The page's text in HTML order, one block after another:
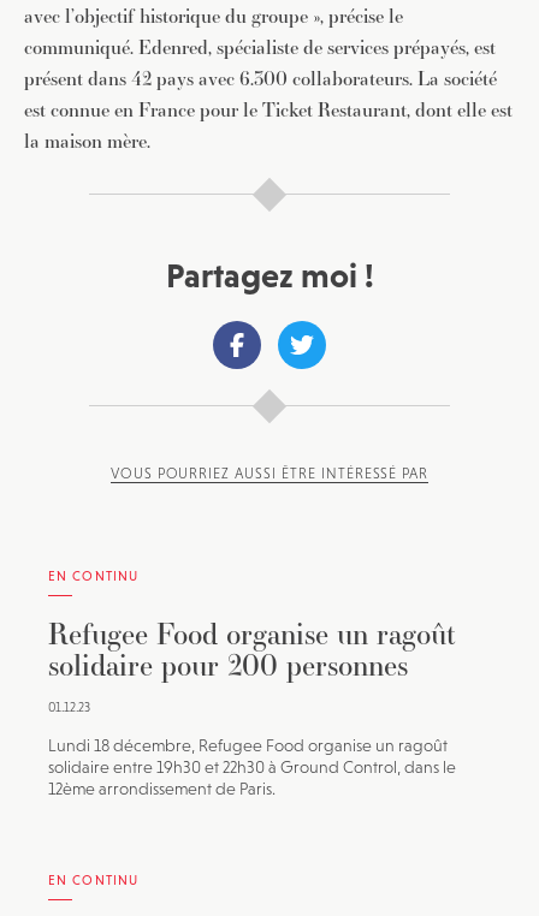
avec l’objectif historique du groupe », précise le
communiqué. Edenred, spécialiste de services prépayés, est
présent dans 42 pays avec 6.300 collaborateurs. La société
est connue en France pour le Ticket Restaurant, dont elle est
la maison mère.
Partagez moi !
VOUS POURRIEZ AUSSI ÊTRE INTÉRESSÉ PAR
EN CONTINU
Refugee Food organise un ragoût
solidaire pour 200 personnes
01.12.23
Lundi 18 décembre, Refugee Food organise un ragoût
solidaire entre 19h30 et 22h30 à Ground Control, dans le
12ème arrondissement de Paris.
EN CONTINU